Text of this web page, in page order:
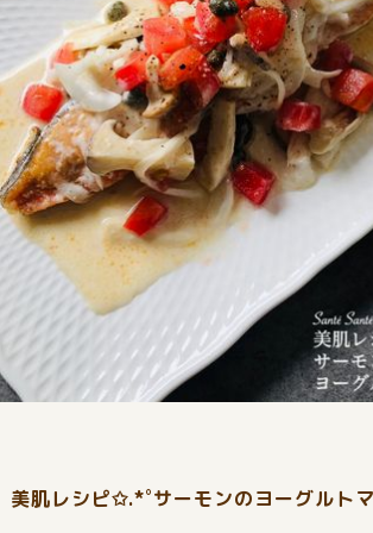
美肌レシピ✩.*˚サーモンのヨーグルト